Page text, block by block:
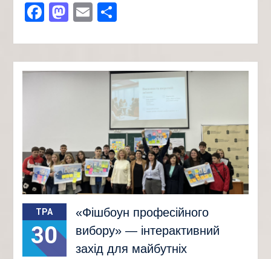
Facebook
Mastodon
EmailПоділитися
ТРА
30
«Фішбоун професійного
вибору» — інтерактивний
захід для майбутніх